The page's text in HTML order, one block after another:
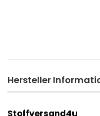
Hersteller
Stoffversand4u